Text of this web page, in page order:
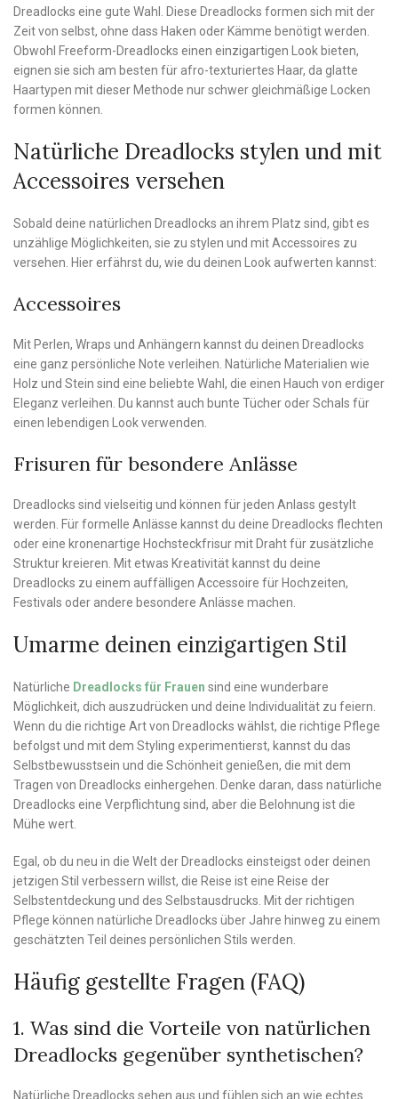
Dreadlocks eine gute Wahl. Diese Dreadlocks formen sich mit der
Zeit von selbst, ohne dass Haken oder Kämme benötigt werden.
Obwohl Freeform-Dreadlocks einen einzigartigen Look bieten,
eignen sie sich am besten für afro-texturiertes Haar, da glatte
Haartypen mit dieser Methode nur schwer gleichmäßige Locken
formen können.
Natürliche Dreadlocks stylen und mit
Accessoires versehen
Sobald deine natürlichen Dreadlocks an ihrem Platz sind, gibt es
unzählige Möglichkeiten, sie zu stylen und mit Accessoires zu
versehen. Hier erfährst du, wie du deinen Look aufwerten kannst:
Accessoires
Mit Perlen, Wraps und Anhängern kannst du deinen Dreadlocks
eine ganz persönliche Note verleihen. Natürliche Materialien wie
Holz und Stein sind eine beliebte Wahl, die einen Hauch von erdiger
Eleganz verleihen. Du kannst auch bunte Tücher oder Schals für
einen lebendigen Look verwenden.
Frisuren für besondere Anlässe
Dreadlocks sind vielseitig und können für jeden Anlass gestylt
werden. Für formelle Anlässe kannst du deine Dreadlocks flechten
oder eine kronenartige Hochsteckfrisur mit Draht für zusätzliche
Struktur kreieren. Mit etwas Kreativität kannst du deine
Dreadlocks zu einem auffälligen Accessoire für Hochzeiten,
Festivals oder andere besondere Anlässe machen.
Umarme deinen einzigartigen Stil
Natürliche Dreadlocks für Frauen sind eine wunderbare
Möglichkeit, dich auszudrücken und deine Individualität zu feiern.
Wenn du die richtige Art von Dreadlocks wählst, die richtige Pflege
befolgst und mit dem Styling experimentierst, kannst du das
Selbstbewusstsein und die Schönheit genießen, die mit dem
Tragen von Dreadlocks einhergehen. Denke daran, dass natürliche
Dreadlocks eine Verpflichtung sind, aber die Belohnung ist die
Mühe wert.
Egal, ob du neu in die Welt der Dreadlocks einsteigst oder deinen
jetzigen Stil verbessern willst, die Reise ist eine Reise der
Selbstentdeckung und des Selbstausdrucks. Mit der richtigen
Pflege können natürliche Dreadlocks über Jahre hinweg zu einem
geschätzten Teil deines persönlichen Stils werden.
Häufig gestellte Fragen (FAQ)
1. Was sind die Vorteile von natürlichen
Dreadlocks gegenüber synthetischen?
Natürliche Dreadlocks sehen aus und fühlen sich an wie echtes